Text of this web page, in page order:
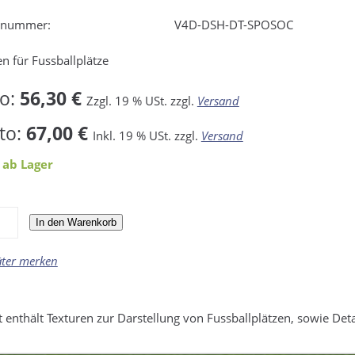
V4D-DSH-DT-SPOSOC
für Fussballplätze
56,30 € Zzgl. 19 % USt. zzgl. Versand
67,00 € Inkl. 19 % USt. zzgl. Versand
Lager
In den Warenkorb
merken
enthält Texturen zur Darstellung von Fussballplätzen, sowie